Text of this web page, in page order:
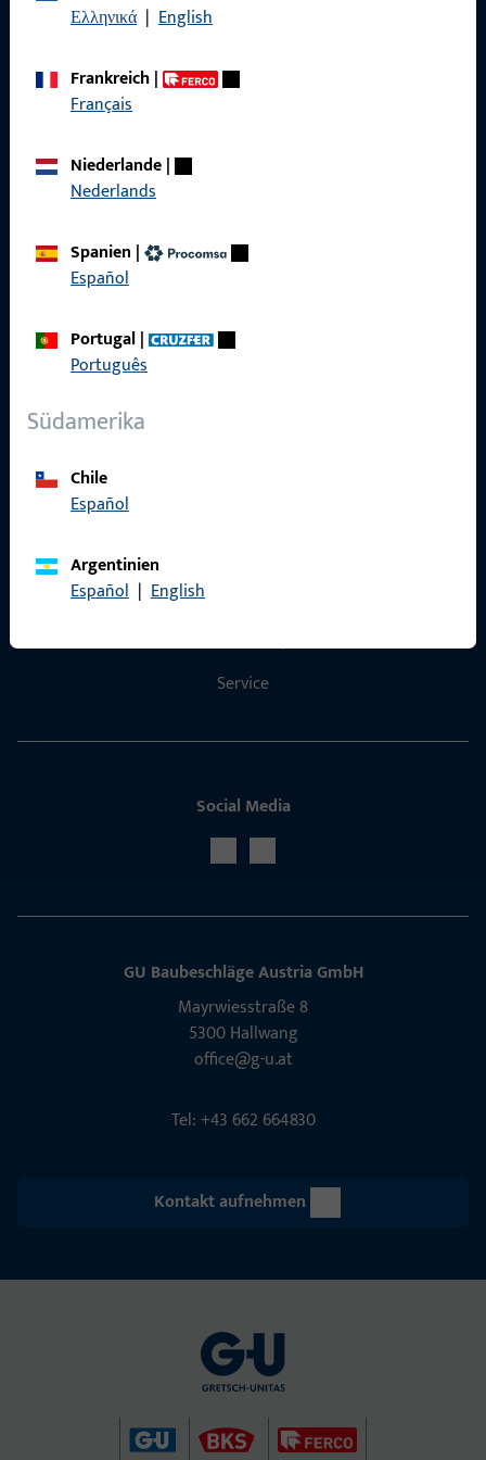
Ελληνικά | English
Frankreich|
Français
Niederlande|
Nederlands
Spanien |
Español
Portugal|
Português
Südamerika
Chile
Español
Argentinien
Español | English
Datenschutz
AGB
Produkte
Karriere
Kontakt aufnehmen
Service
Social Media
GU Baubeschläge Aus­tria GmbH
Mayrwies­straße 8
5300 Hall­wang
office@g-u.at
Tel: +43 662 664830
Kontakt aufnehmen